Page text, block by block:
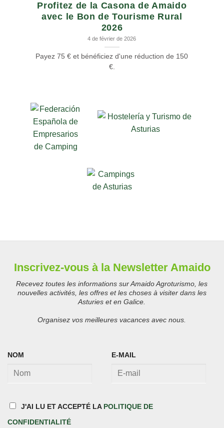
Profitez de la Casona de Amaido
avec le Bon de Tourisme Rural
2026
4 de février de 2026
Payez 75 € et bénéficiez d'une réduction de 150
€.
Inscrivez-vous à la Newsletter Amaido
Recevez toutes les informations sur Amaido Agroturismo, les
nouvelles activités, les offres et les choses à visiter dans les
Asturies et en Galice.
Organisez vos meilleures vacances avec nous.
NOM E-MAIL
J'AI LU ET ACCEPTÉ LA POLITIQUE DE
CONFIDENTIALITÉ